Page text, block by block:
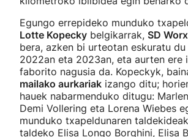
Egungo errepideko munduko
Lotte Kopecky belgikarrak, SD Worx
bera, azken bi urteotan eskuratu du
2022an eta 2023an, eta aurten ere
faborito nagusia da. Kopeckyk,
mailako aurkariak izango ditu;
hauek nabarmenduko ditugu:
Demi Vollering eta Lorena Wiebes
munduko txapeldunaren
taldeko Elisa Longo Borghini, Elisa